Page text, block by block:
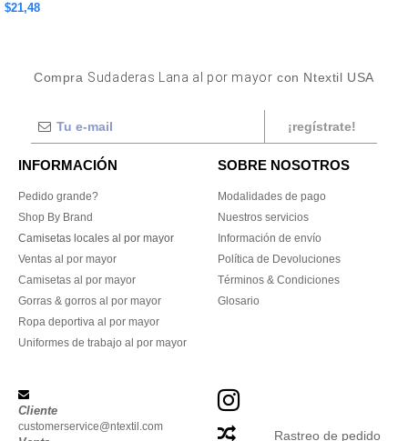
$21,48
Compra Sudaderas Lana al por mayor con Ntextil USA
¡regístrate!
INFORMACIÓN
Pedido grande?
Shop By Brand
Camisetas locales al por mayor
Ventas al por mayor
Camisetas al por mayor
Gorras & gorros al por mayor
Ropa deportiva al por mayor
Uniformes de trabajo al por mayor
SOBRE NOSOTROS
Modalidades de pago
Nuestros servicios
Información de envío
Política de Devoluciones
Términos & Condiciones
Glosario
Cliente
customerservice@ntextil.com
Rastreo de pedido